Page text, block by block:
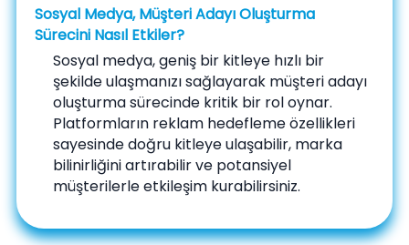
Sosyal Medya, Müşteri Adayı Oluşturma
Sürecini Nasıl Etkiler?
Sosyal medya, geniş bir kitleye hızlı bir
şekilde ulaşmanızı sağlayarak müşteri adayı
oluşturma sürecinde kritik bir rol oynar.
Platformların reklam hedefleme özellikleri
sayesinde doğru kitleye ulaşabilir, marka
bilinirliğini artırabilir ve potansiyel
müşterilerle etkileşim kurabilirsiniz.